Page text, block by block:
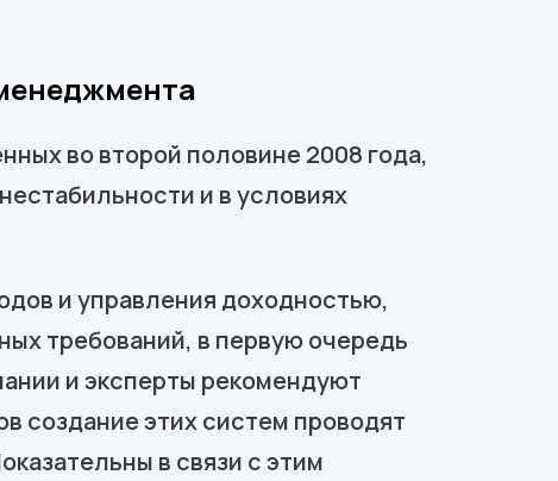
во второй половине 2008 года,
и в условиях
и управления доходностью,
требований, в первую очередь
и эксперты рекомендуют
создание этих систем проводят
в связи с этим